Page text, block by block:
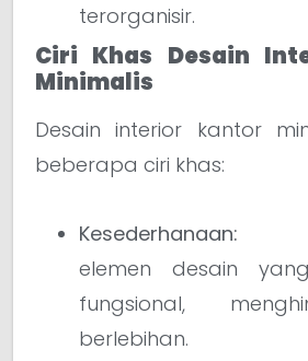
terorganisir.
Ciri Khas Desain
Minimalis
Desain interior kantor
beberapa ciri khas:
Kesederhanaan:
elemen desain
fungsional,
berlebihan.